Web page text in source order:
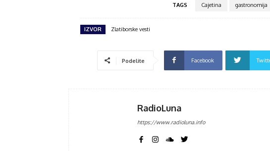
TAGS Cajetina gastronomija
IZVOR Zlatiborske vesti
Podelite Facebook
RadioLuna
https://www.radioluna.info